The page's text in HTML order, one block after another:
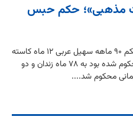
مذهبی»؛ حکم حبس
<p style="text-align: justify;">از حکم ۹۰ ماهه سهیل عربی ۱۲ ماه کاسته
شد و این زندانی که پیشتر به اعدام محکوم شده بود به ۷۸ ماه زندان و دو
محکوم شد....